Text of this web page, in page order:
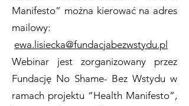
Manifesto” można kierować na adres
mailowy:
ewa.lisiecka@fundacjabezwstydu.pl
Webinar jest zorganizowany przez
Fundację No Shame- Bez Wstydu w
ramach projektu “Health Manifesto”,